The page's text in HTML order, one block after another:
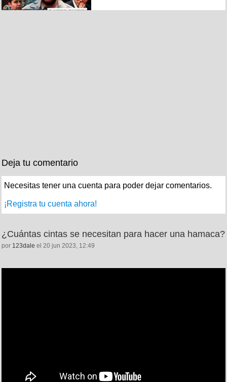
Deja tu comentario
Necesitas tener una cuenta para poder dejar comentarios.
¡Registra tu cuenta ahora!
¿Cuántas cintas se necesitan para hacer una hamaca?
por 123dale el 20 jun 2023, 12:49